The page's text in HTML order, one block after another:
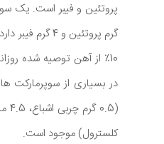
گرم پروتئین و 4
10٪ از آهن توصیه شده
در بسیاری از سوپرمارکت
کلسترول) موجود است.